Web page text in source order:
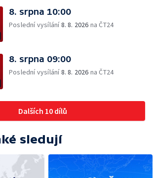
8. srpna 10:00
Poslední vysílání8. 8. 2026 na ČT24
8. srpna 09:00
Poslední vysílání8. 8. 2026 na ČT24
Dalších 10 dílů
sledují